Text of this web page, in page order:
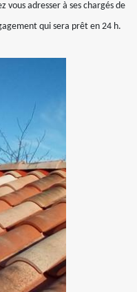
vous adresser à ses chargés de
qui sera prêt en 24 h.